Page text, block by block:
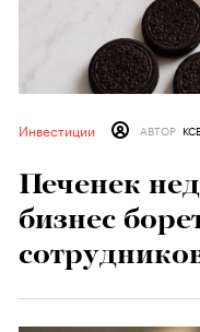
Инвестиции АВТОР
Печенек
бизнес